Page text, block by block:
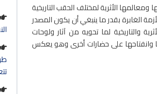
الأثرية لمختلف الحقب التاريخية
الغابرة بقدر ما ينبغي أن يكون المصدر
والتاريخية لما تحويه من آثار ولوحات
وانفتاحها على حضارات أخرى وهو يعكس